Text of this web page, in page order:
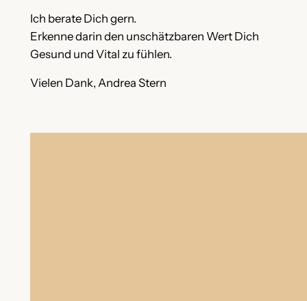
Ich berate Dich gern.
Erkenne darin den unschätzbaren Wert Dich
Gesund und Vital zu fühlen.
Vielen Dank, Andrea Stern